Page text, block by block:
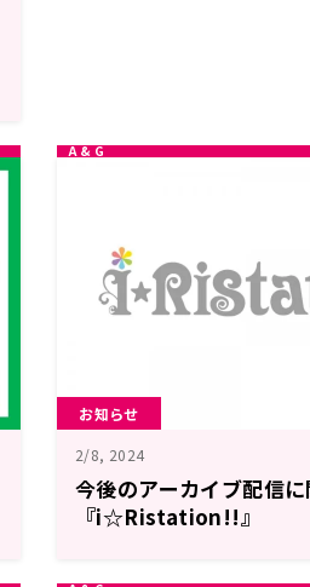
お知らせ
2/8, 2024
今後のアーカイブ配信
『i☆Ristation!!』